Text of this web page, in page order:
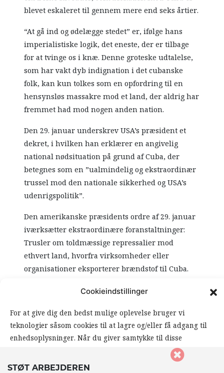
Cookieindstillinger
For at give dig den bedst mulige oplevelse bruger vi
teknologier såsom cookies til at lagre og/eller få adgang til
enhedsoplysninger. Når du giver samtykke til disse
teknologier, giver du os mulighed for at behandle data såsom
din browseradfærd eller unikke ID’er på dette website. Hvis
blevet eskaleret til gennem mere end seks årtier.
“At gå ind og ødelægge stedet” er, ifølge hans
imperialistiske logik, det eneste, der er tilbage
for at tvinge os i knæ. Denne groteske udtalelse,
som har vakt dyb indignation i det cubanske
folk, kan kun tolkes som en opfordring til en
hensynsløs massakre mod et land, der aldrig har
fremmet had mod nogen anden nation.
Den 29. januar underskrev USA’s præsident et
dekret, i hvilken han erklærer en angivelig
national nødsituation på grund af Cuba, der
betegnes som en ”ualmindelig og ekstraordinær
trussel mod den nationale sikkerhed og USA’s
udenrigspolitik”.
Den amerikanske præsidents ordre af 29. januar
iværksætter ekstraordinære foranstaltninger:
Trusler om toldmæssige repressalier mod
ethvert land, hvorfra virksomheder eller
organisationer eksporterer brændstof til Cuba.
føjes til den allerede skærpede økonomiske
blokade og dens akkumulerede virkninger
gennem mere end 60 år.
Det er en krigshandling. Det svarer til en
maritim blokade, som i folkeretten klassificeres
som en krigshandling.
STØT ARBEJDEREN